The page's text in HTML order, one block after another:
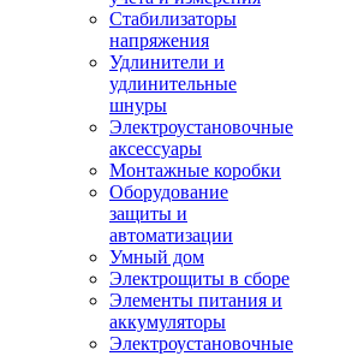
Стабилизаторы
напряжения
Удлинители и
удлинительные
шнуры
Электроустановочные
аксессуары
Монтажные коробки
Оборудование
защиты и
автоматизации
Умный дом
Электрощиты в сборе
Элементы питания и
аккумуляторы
Электроустановочные